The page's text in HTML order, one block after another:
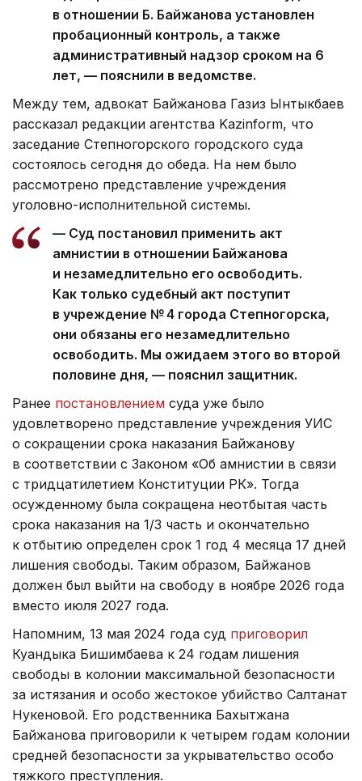
в отношении Б. Байжанова установлен
пробационный контроль, а также
административный надзор сроком на 6
лет, — пояснили в ведомстве.
Между тем, адвокат Байжанова Газиз Ынтыкбаев
рассказал редакции агентства Kazinform, что
заседание Степногорского городского суда
состоялось сегодня до обеда. На нем было
рассмотрено представление учреждения
уголовно-исполнительной системы.
— Суд постановил применить акт
амнистии в отношении Байжанова
и незамедлительно его освободить.
Как только судебный акт поступит
в учреждение № 4 города Степногорска,
они обязаны его незамедлительно
освободить. Мы ожидаем этого во второй
половине дня, — пояснил защитник.
Ранее постановлением суда уже было
удовлетворено представление учреждения УИС
о сокращении срока наказания Байжанову
в соответствии с Законом «Об амнистии в связи
с тридцатилетием Конституции РК». Тогда
осужденному была сокращена неотбытая часть
срока наказания на 1/3 часть и окончательно
к отбытию определен срок 1 год 4 месяца 17 дней
лишения свободы. Таким образом, Байжанов
должен был выйти на свободу в ноябре 2026 года
вместо июля 2027 года.
Напомним, 13 мая 2024 года суд приговорил
Куандыка Бишимбаева к 24 годам лишения
свободы в колонии максимальной безопасности
за истязания и особо жестокое убийство Салтанат
Нукеновой. Его родственника Бахытжана
Байжанова приговорили к четырем годам колонии
средней безопасности за укрывательство особо
тяжкого преступления.